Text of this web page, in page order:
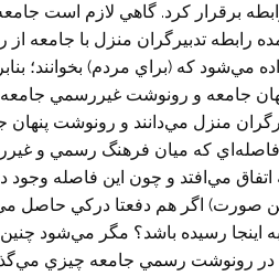
برقرار كرد. گاهي لازم است
رابطه تدبيرگران منزل با جامعه
مي‌شود كه (براي مردم) بخوانند؛
جامعه و رونوشت غيررسمي
منزل مي‌دانند و رونوشت
كه ميان فرهنگ رسمي و
اتفاق مي‌افتد و چون اين فاصله
اين صورت) اگر هم دفعتا دركي
اينجا رسيده باشد؟ مگر مي‌شود
در رونوشت رسمي جامعه چيزي